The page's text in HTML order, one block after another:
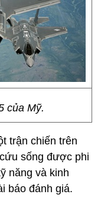
của Mỹ.
trận chiến trên
sống được phi
năng và kinh
báo đánh giá.